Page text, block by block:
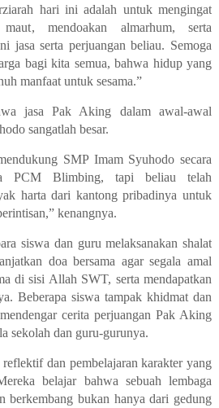
hari ini adalah untuk mengingat
, mendoakan almarhum, serta
jasa serta perjuangan beliau. Semoga
bagi kita semua, bahwa hidup yang
manfaat untuk sesama.”
jasa Pak Aking dalam awal-awal
sangatlah besar.
SMP Imam Syuhodo secara
PCM Blimbing, tapi beliau telah
harta dari kantong pribadinya untuk
kenangnya.
siswa dan guru melaksanakan shalat
doa bersama agar segala amal
di sisi Allah SWT, serta mendapatkan
Beberapa siswa tampak khidmat dan
cerita perjuangan Pak Aking
sekolah dan guru-gurunya.
reflektif dan pembelajaran karakter yang
belajar bahwa sebuah lembaga
berkembang bukan hanya dari gedung